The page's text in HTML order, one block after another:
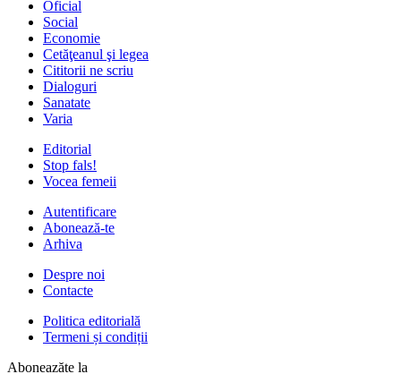
Oficial
Social
Economie
Cetăţeanul şi legea
Cititorii ne scriu
Dialoguri
Sanatate
Varia
Editorial
Stop fals!
Vocea femeii
Autentificare
Abonează-te
Arhiva
Despre noi
Contacte
Politica editorială
Termeni și condiții
Aboneazăte la